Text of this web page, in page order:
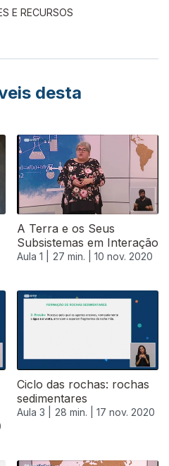
E RECURSOS
desta
A Terra e os Seus
Subsistemas em Interação
Aula 1 | 27 min. | 10 nov. 2020
Ciclo das rochas: rochas
sedimentares
Aula 3 | 28 min. | 17 nov. 2020